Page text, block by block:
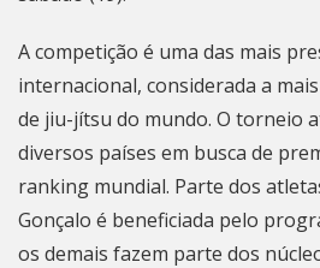
A competição é uma das mais
internacional, considerada a
de jiu-jítsu do mundo. O torneio
diversos países em busca de
ranking mundial. Parte dos
Gonçalo é beneficiada pelo
os demais fazem parte dos